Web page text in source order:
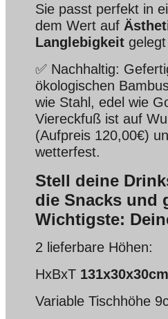
Sie passt perfekt in
dem Wert auf
Langlebigkeit
✅ Nachhaltig:
ökologischen
wie Stahl, edel wie
Viereckfuß ist auf
(Aufpreis 120,00€)
wetterfest.
Stell deine
die Snacks und
Wichtigste:
2 lieferbare Höhen:
HxBxT 131x30x30cm
Variable Tischhöhe